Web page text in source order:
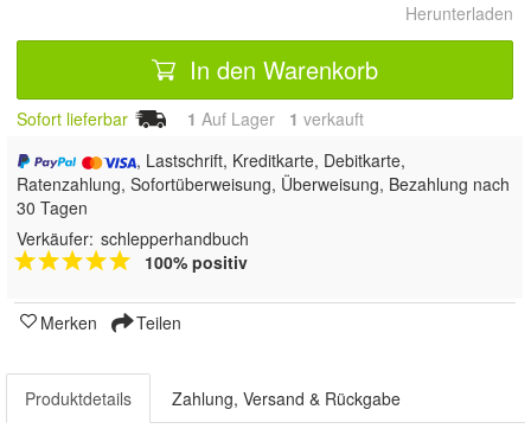
Herunterladen
In den Warenkorb
Sofort lieferbar 1 Auf Lager 1 verkauft
, Lastschrift, Kreditkarte, Debitkarte,
Ratenzahlung, Sofortüberweisung, Überweisung, Bezahlung nach
30 Tagen
Verkäufer: schlepperhandbuch
100% positiv
Merken Teilen
Produktdetails Zahlung, Versand & Rückgabe